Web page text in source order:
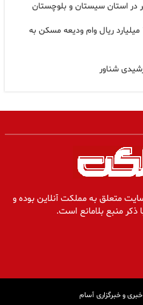
استان سیستان و بلوچستان
تسهیل در پرداخت بیش از ۲۲۰۰ میلیارد ریال وام ودیعه مسکن به
شناور
متعلق به مملکت آنلاین بوده و
ذکر منبع بلامانع است.
و خبرگزاری آسام